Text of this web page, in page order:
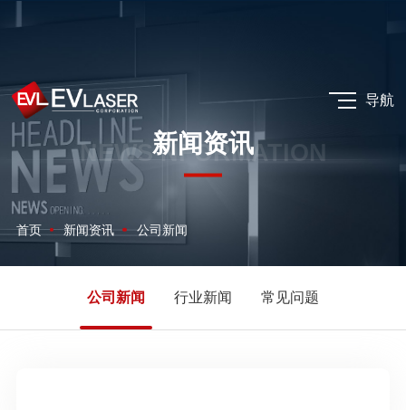
导航
新闻资讯
NEWS NFORMATION
首页 新闻资讯 公司新闻
公司新闻 行业新闻 常见问题